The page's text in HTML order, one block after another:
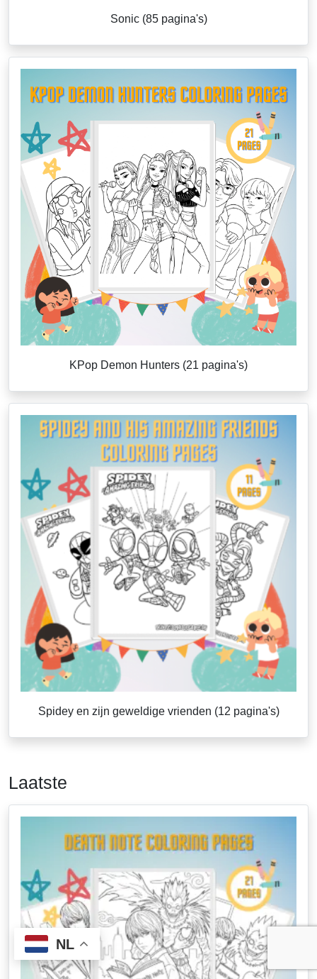
Sonic (85 pagina's)
KPop Demon Hunters (21 pagina's)
Spidey en zijn geweldige vrienden (12 pagina's)
Laatste
NL